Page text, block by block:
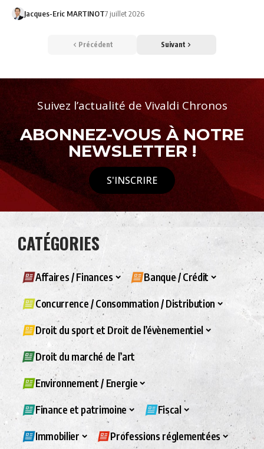
Jacques-Eric MARTINOT7 juillet 2026
Précédent Suivant
Suivez l’actualité de Vivaldi Chronos
ABONNEZ-VOUS À NOTRE
NEWSLETTER !
S'INSCRIRE
CATÉGORIES
Affaires / Finances Banque / Crédit
Concurrence / Consommation / Distribution
Droit du sport et Droit de l’évènementiel
Droit du marché de l’art
Environnement / Energie
Finance et patrimoine Fiscal
Immobilier Professions réglementées